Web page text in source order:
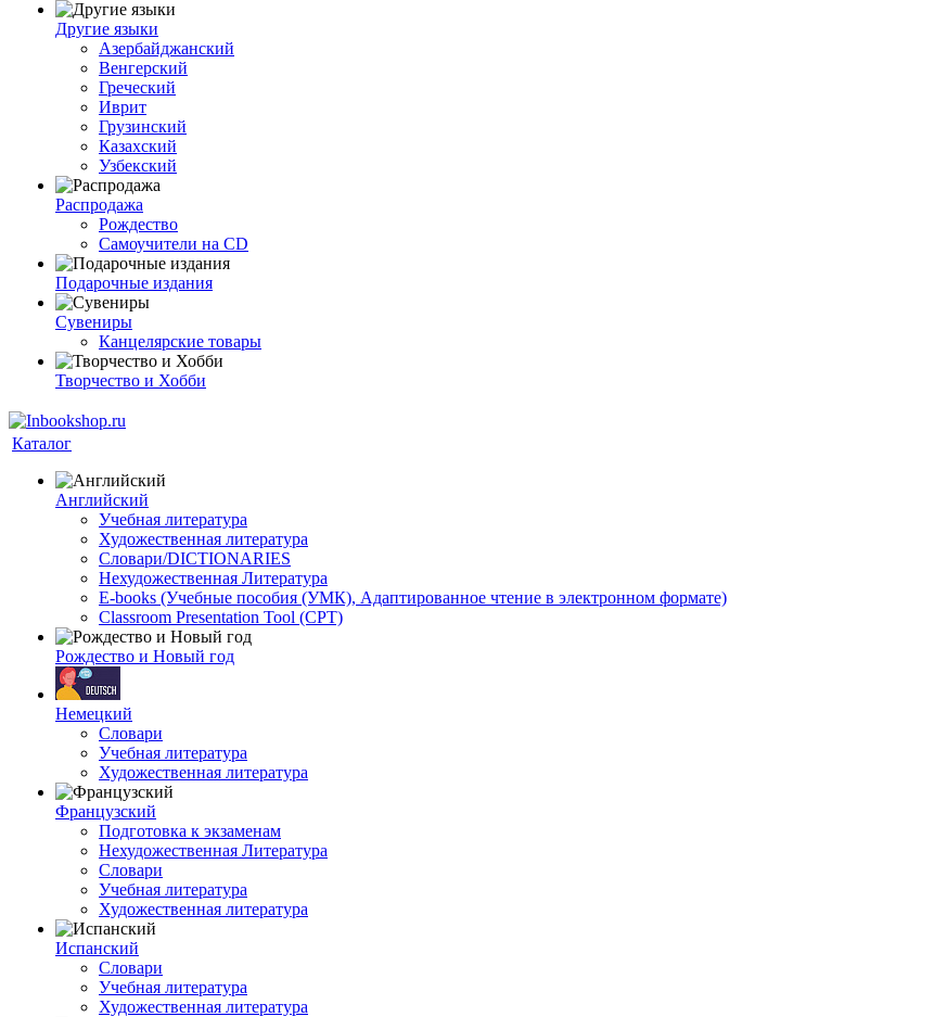
Другие языки
Азербайджанский
Венгерский
Греческий
Иврит
Грузинский
Казахский
Узбекский
Распродажа
Рождество
Самоучители на CD
Подарочные издания
Сувениры
Канцелярские товары
Творчество и Хобби
Каталог
Английский
Учебная литература
Художественная литература
Словари/DICTIONARIES
Нехудожественная Литература
E-books (Учебные пособия (УМК), Адаптированное чтение в электронном формате)
Classroom Presentation Tool (CPT)
Рождество и Новый год
Немецкий
Словари
Учебная литература
Художественная литература
Французский
Подготовка к экзаменам
Нехудожественная Литература
Словари
Учебная литература
Художественная литература
Испанский
Словари
Учебная литература
Художественная литература